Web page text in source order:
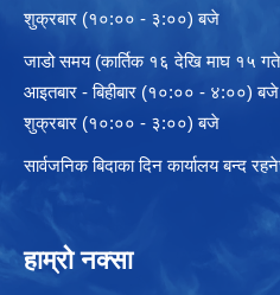
शुक्रबार (१०:०० - ३:००) बजे
जाडो समय (कार्तिक १६ देखि माघ १५
आइतबार - बिहीबार (१०:०० - ४:००) बजे
शुक्रबार (१०:०० - ३:००) बजे
सार्वजनिक बिदाका दिन कार्यालय बन्द
हाम्रो नक्सा